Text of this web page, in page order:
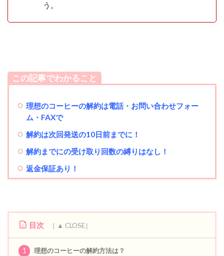
う。
この記事でわかること
理想のコーヒーの解約は電話・お問い合わせフォー
ム・FAXで
解約は次回発送の10日前までに！
解約までにの受け取り回数の縛りはなし！
返金保証あり！
目次
1
理想のコーヒーの解約方法は？